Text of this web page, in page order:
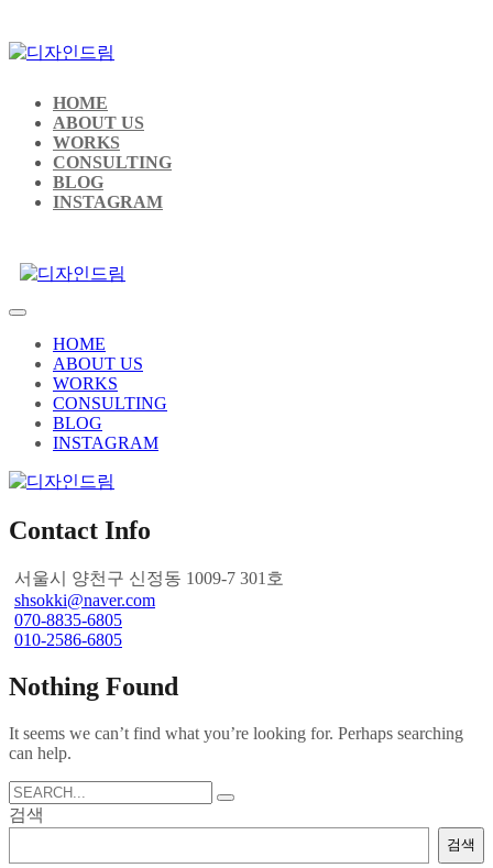
HOME
ABOUT US
WORKS
CONSULTING
BLOG
INSTAGRAM
HOME
ABOUT US
WORKS
CONSULTING
BLOG
INSTAGRAM
Contact Info
서울시 양천구 신정동 1009-7 301호
shsokki@naver.com
070-8835-6805
010-2586-6805
Nothing Found
It seems we can’t find what you’re looking for. Perhaps searching
can help.
Search
for:
검색
검색